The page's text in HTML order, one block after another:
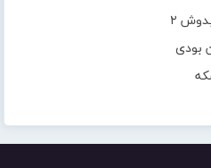
۲
بودی